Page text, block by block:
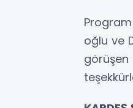
oğlu ve
görüşen